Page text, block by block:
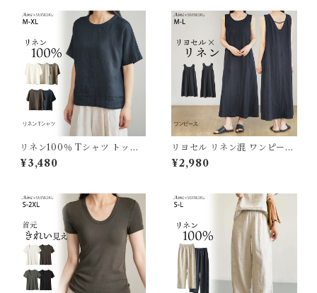
リネン100％ Tシャツ トップ
ス レディース リネン 麻 麻10
0％ 涼しい 夏 定番 ベーシック
ったり M L XL 体型カバー 軽
い 着回し J-24241 スイモク
【水沐良品】
¥3,480
リヨセル リネン混 ワンピース
レディース ワンピ ロング ゆっ
たり 麻 リネン ロングワンピー
いめ 春 夏 涼しい 通気性 天然
素材 J-25593 スイモク【水沐
良品】
¥2,980